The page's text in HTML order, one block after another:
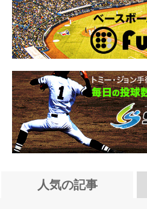
人気の記事